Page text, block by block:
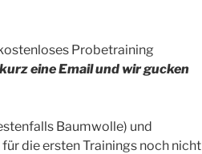
Probetraining
eine Email und wir gucken
Baumwolle) und
die ersten Trainings noch nicht